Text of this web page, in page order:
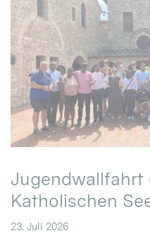
Jugendwallfahrt
Katholischen
23. Juli 2026